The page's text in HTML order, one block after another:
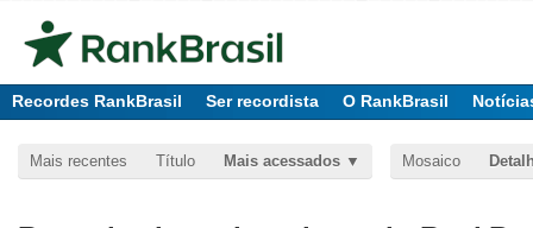
Recordes RankBrasil Ser recordista O RankBrasil
Mais recentes Título Mais acessados Mosaico